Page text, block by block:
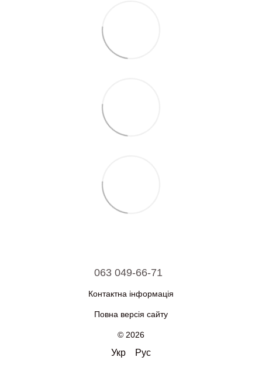
063 049-66-71
Контактна інформація
Повна версія сайту
© 2026
Укр Рус